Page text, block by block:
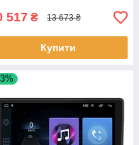
517 ₴ 13 673 ₴
Купити